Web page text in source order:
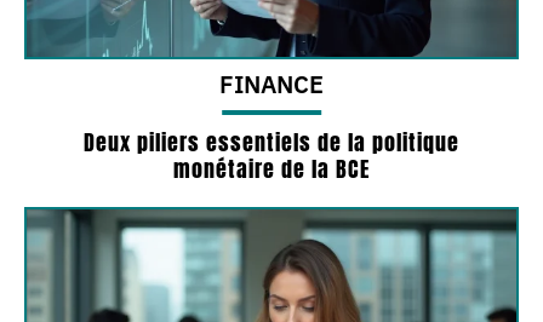
FINANCE
Deux piliers essentiels de la politique
monétaire de la BCE